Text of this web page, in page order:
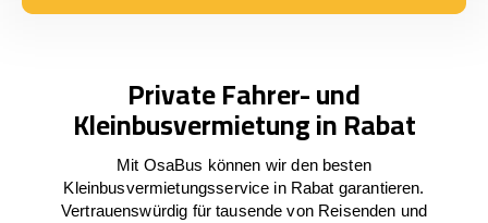
Private Fahrer- und
Kleinbusvermietung in Rabat
Mit OsaBus können wir den besten
Kleinbusvermietungsservice in Rabat garantieren.
Vertrauenswürdig für tausende von Reisenden und